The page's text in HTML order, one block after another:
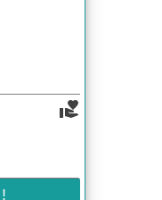
volunteer_activism